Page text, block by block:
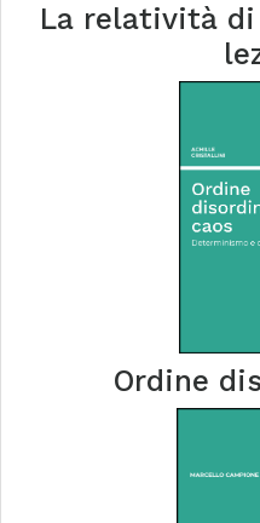
La relatività
Ordine